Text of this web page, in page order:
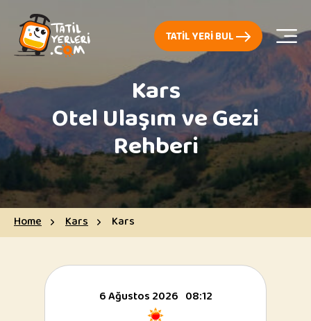
TATIL YERI BUL
Kars
Otel Ulaşım ve Gezi
Rehberi
Home Kars Kars
6 Ağustos 2026 08:12